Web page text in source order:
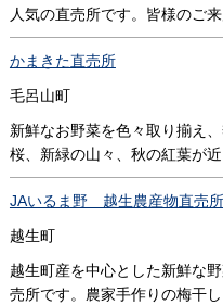
人気の直売所です。皆様のご
かまきた直売所
毛呂山町
新鮮なお野菜を色々取り揃え
桜、新緑の山々、秋の紅葉が
JAいるま野 越生農産物直売所
越生町
越生町産を中心とした新鮮な
売所です。農家手作りの梅干